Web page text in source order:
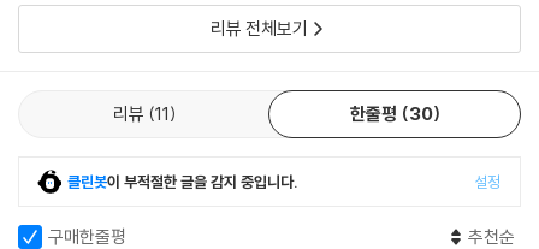
리뷰 전체보기
리뷰 11 한줄평 30
클린봇이 부적절한 글을 감지 중입니다. 설정
구매한줄평 추천순